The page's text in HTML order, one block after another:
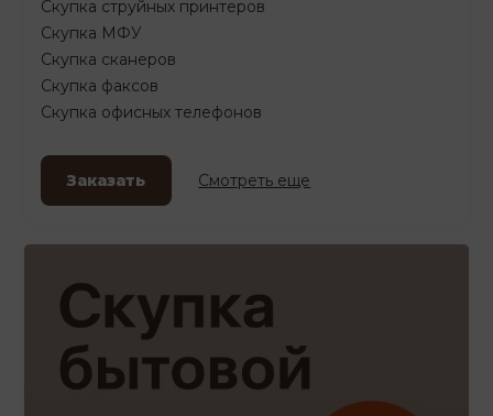
Скупка струйных принтеров
Скупка МФУ
Скупка сканеров
Скупка факсов
Скупка офисных телефонов
Заказать Смотреть еще